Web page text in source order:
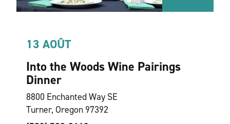
13 AOÛT
Into the Woods Wine Pairings
Dinner
8800 Enchanted Way SE
Turner, Oregon 97392